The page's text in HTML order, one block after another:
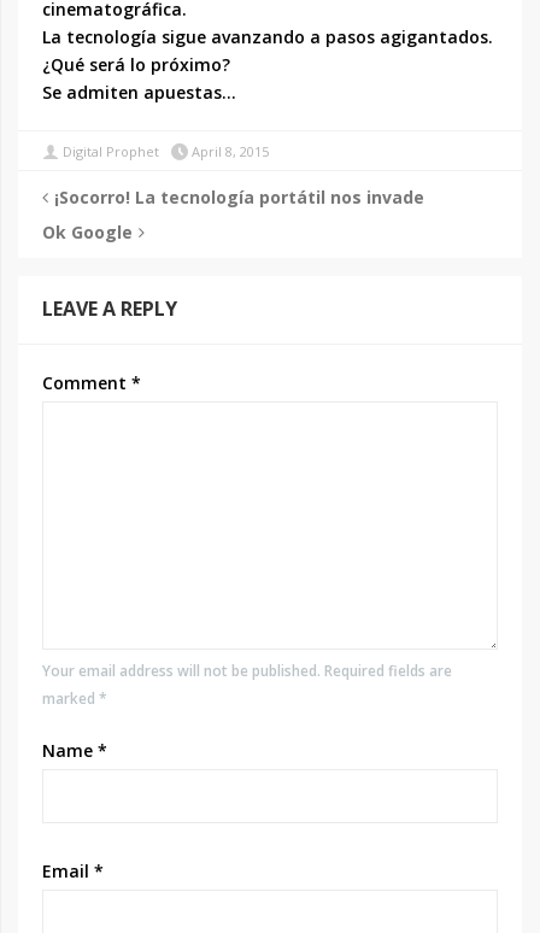
cinematográfica.
La tecnología sigue avanzando a pasos agigantados.
¿Qué será lo próximo?
Se admiten apuestas…
Digital Prophet April 8, 2015
¡Socorro! La tecnología portátil nos invade
Ok Google
LEAVE A REPLY
Comment *
Your email address will not be published. Required fields are
marked *
Name *
Email *